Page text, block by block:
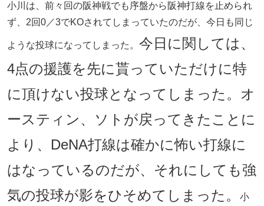
小川は、前々回の阪神戦でも序盤から阪神打線を止められ
ず、2回0／3でKOされてしまっていたのだが、今日も同じ
ような投球になってしまった。 今日に関しては、
4点の援護を先に貰っていただけに特
に頂けない投球となってしまった。オ
ースティン、ソトが戻ってきたことに
より、DeNA打線は確かに怖い打線に
はなっているのだが、それにしても強
気の投球が影をひそめてしまった。
小